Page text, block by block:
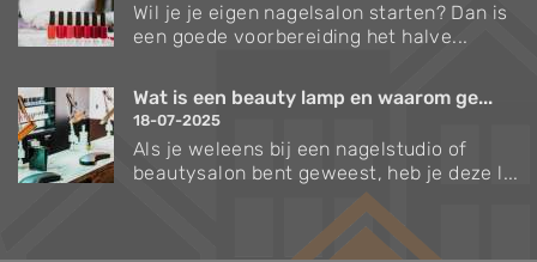
Wil je je eigen nagelsalon starten? Dan is
een goede voorbereiding het halve...
Wat is een beauty lamp en waarom ge...
18-07-2025
Als je weleens bij een nagelstudio of
beautysalon bent geweest, heb je deze l...